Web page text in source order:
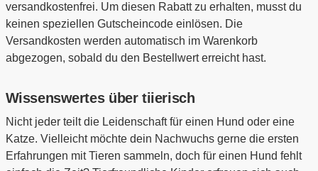
versandkostenfrei. Um diesen Rabatt zu erhalten, musst du
keinen speziellen Gutscheincode einlösen. Die
Versandkosten werden automatisch im Warenkorb
abgezogen, sobald du den Bestellwert erreicht hast.
Wissenswertes über tiierisch
Nicht jeder teilt die Leidenschaft für einen Hund oder eine
Katze. Vielleicht möchte dein Nachwuchs gerne die ersten
Erfahrungen mit Tieren sammeln, doch für einen Hund fehlt